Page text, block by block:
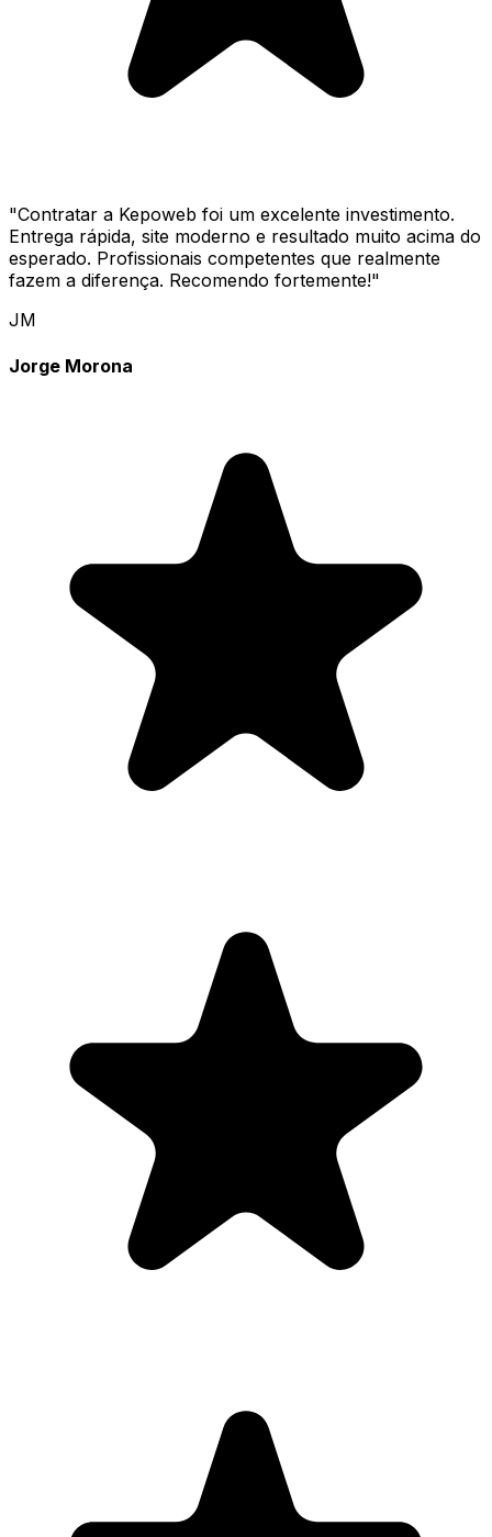
"Contratar a Kepoweb foi um excelente investimento.
Entrega rápida, site moderno e resultado muito acima do
esperado. Profissionais competentes que realmente
fazem a diferença. Recomendo fortemente!"
JM
Jorge Morona